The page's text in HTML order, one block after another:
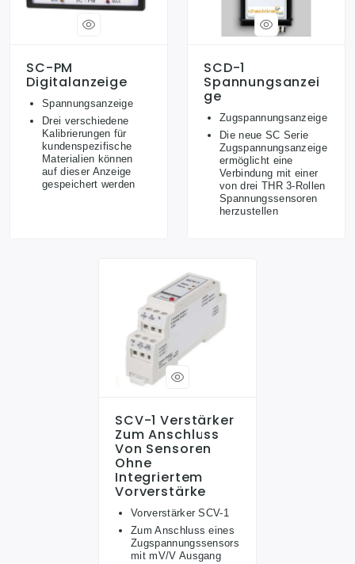
SC-PM
Digitalanzeige
Spannungsanzeige
Drei verschiedene
Kalibrierungen für
kundenspezifische
Materialien können
auf dieser Anzeige
gespeichert werden
SCD-1
Spannungsanzei
Ge
Zugspannungsanzeige
Die neue SC Serie
Zugspannungsanzeige
ermöglicht eine
Verbindung mit einer
von drei THR 3-Rollen
Spannungssensoren
herzustellen
SCV-1 Verstärker
Zum Anschluss
Von Sensoren
Ohne
Integriertem
Vorverstärke
Vorverstärker SCV-1
Zum Anschluss eines
Zugspannungssensors
mit mV/V Ausgang